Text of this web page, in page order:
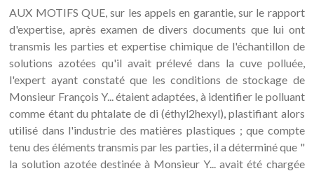
AUX MOTIFS QUE, sur les appels en garantie, sur le rapport
d'expertise, après examen de divers documents que lui ont
transmis les parties et expertise chimique de l'échantillon de
solutions azotées qu'il avait prélevé dans la cuve polluée,
l'expert ayant constaté que les conditions de stockage de
Monsieur François Y... étaient adaptées, à identifier le polluant
comme étant du phtalate de di (éthyl2hexyl), plastifiant alors
utilisé dans l'industrie des matières plastiques ; que compte
tenu des éléments transmis par les parties, il a déterminé que "
la solution azotée destinée à Monsieur Y... avait été chargée